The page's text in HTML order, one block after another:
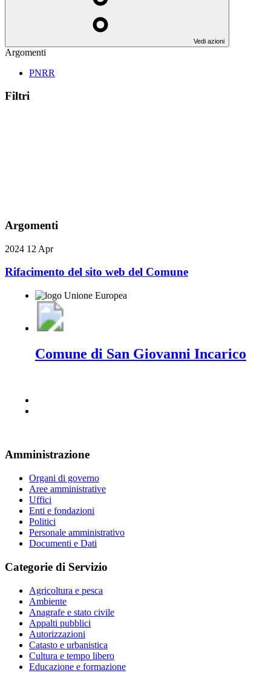
Vedi azioni
Argomenti
PNRR
Filtri
Argomenti
2024 12 Apr
Rifacimento del sito web del Comune
Comune di San Giovanni Incarico
Amministrazione
Organi di governo
Aree amministrative
Uffici
Enti e fondazioni
Politici
Personale amministrativo
Documenti e Dati
Categorie di Servizio
Agricoltura e pesca
Ambiente
Anagrafe e stato civile
Appalti pubblici
Autorizzazioni
Catasto e urbanistica
Cultura e tempo libero
Educazione e formazione